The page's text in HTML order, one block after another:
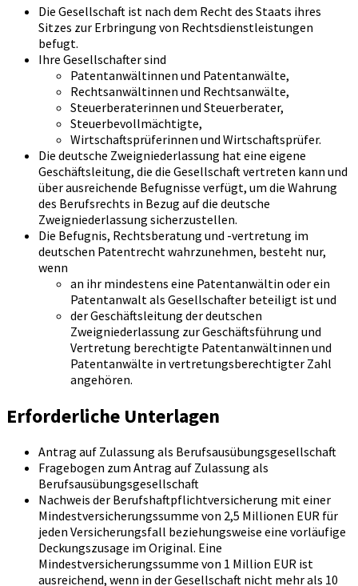
Die Gesellschaft ist nach dem Recht des Staats ihres
Sitzes zur Erbringung von Rechtsdienstleistungen
befugt.
Ihre Gesellschafter sind
Patentanwältinnen und Patentanwälte,
Rechtsanwältinnen und Rechtsanwälte,
Steuerberaterinnen und Steuerberater,
Steuerbevollmächtigte,
Wirtschaftsprüferinnen und Wirtschaftsprüfer.
Die deutsche Zweigniederlassung hat eine eigene
Geschäftsleitung, die die Gesellschaft vertreten kann und
über ausreichende Befugnisse verfügt, um die Wahrung
des Berufsrechts in Bezug auf die deutsche
Zweigniederlassung sicherzustellen.
Die Befugnis, Rechtsberatung und -vertretung im
deutschen Patentrecht wahrzunehmen, besteht nur,
wenn
an ihr mindestens eine Patentanwältin oder ein
Patentanwalt als Gesellschafter beteiligt ist und
der Geschäftsleitung der deutschen
Zweigniederlassung zur Geschäftsführung und
Vertretung berechtigte Patentanwältinnen und
Patentanwälte in vertretungsberechtigter Zahl
angehören.
Erforderliche Unterlagen
Antrag auf Zulassung als Berufsausübungsgesellschaft
Fragebogen zum Antrag auf Zulassung als
Berufsausübungsgesellschaft
Nachweis der Berufshaftpflichtversicherung mit einer
Mindestversicherungssumme von 2,5 Millionen EUR für
jeden Versicherungsfall beziehungsweise eine vorläufige
Deckungszusage im Original. Eine
Mindestversicherungssumme von 1 Million EUR ist
ausreichend, wenn in der Gesellschaft nicht mehr als 10